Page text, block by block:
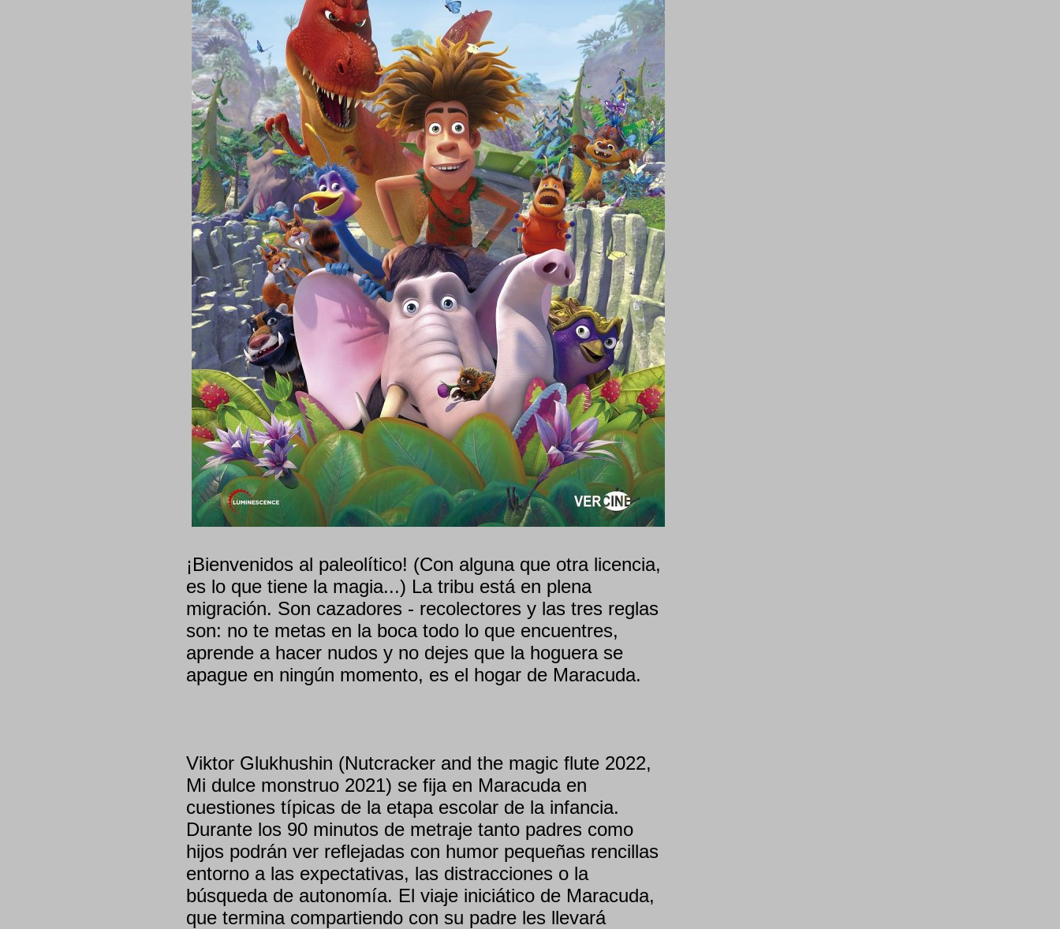
¡Bienvenidos al paleolítico! (Con alguna que otra licencia,
es lo que tiene la magia...) La tribu está en plena
migración. Son cazadores - recolectores y las tres reglas
son: no te metas en la boca todo lo que encuentres,
aprende a hacer nudos y no dejes que la hoguera se
apague en ningún momento, es el hogar de Maracuda.
Viktor Glukhushin (Nutcracker and the magic flute 2022,
Mi dulce monstruo 2021) se fija en Maracuda en
cuestiones típicas de la etapa escolar de la infancia.
Durante los 90 minutos de metraje tanto padres como
hijos podrán ver reflejadas con humor pequeñas rencillas
entorno a las expectativas, las distracciones o la
búsqueda de autonomía. El viaje iniciático de Maracuda,
que termina compartiendo con su padre les llevará